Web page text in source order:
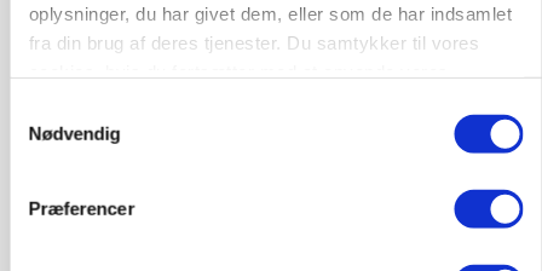
oplysninger, du har givet dem, eller som de har indsamlet
fra din brug af deres tjenester. Du samtykker til vores
Nødvendig
Præferencer
avlsbestand